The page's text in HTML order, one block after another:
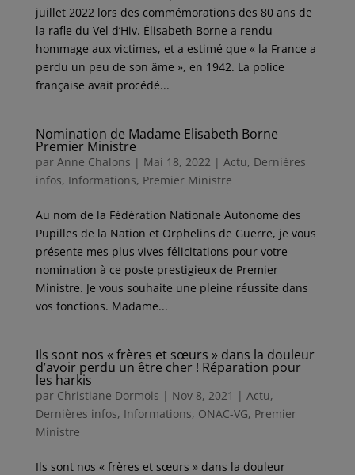
juillet 2022 lors des commémorations des 80 ans de
la rafle du Vel d’Hiv. Élisabeth Borne a rendu
hommage aux victimes, et a estimé que « la France a
perdu un peu de son âme », en 1942. La police
française avait procédé...
Nomination de Madame Elisabeth Borne
Premier Ministre
par Anne Chalons | Mai 18, 2022 | Actu, Dernières
infos, Informations, Premier Ministre
Au nom de la Fédération Nationale Autonome des
Pupilles de la Nation et Orphelins de Guerre, je vous
présente mes plus vives félicitations pour votre
nomination à ce poste prestigieux de Premier
Ministre. Je vous souhaite une pleine réussite dans
vos fonctions. Madame...
Ils sont nos « frères et sœurs » dans la douleur
d’avoir perdu un être cher ! Réparation pour
les harkis
par Christiane Dormois | Nov 8, 2021 | Actu,
Dernières infos, Informations, ONAC-VG, Premier
Ministre
Ils sont nos « frères et sœurs » dans la douleur